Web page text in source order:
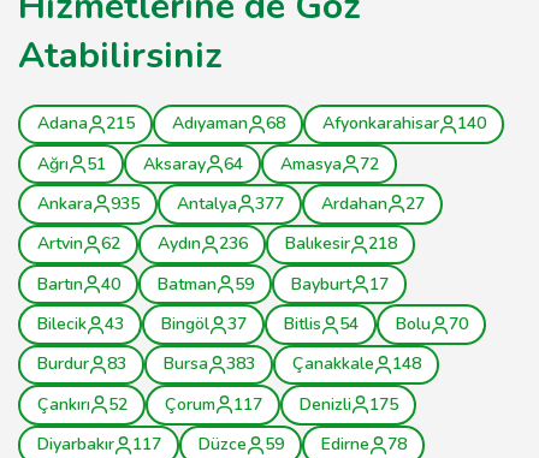
Atabilirsiniz
Adana 215 Adıyaman 68 Afyonkarahisar
140
Ağrı
51 Aksaray 64 Amasya
72
Ankara
935 Antalya 377 Ardahan
27
Artvin
62 Aydın 236 Balıkesir
218
Bartın
40 Batman 59 Bayburt
17
Bilecik
43 Bingöl 37 Bitlis 54 Bolu
70
Burdur
83 Bursa 383 Çanakkale
148
Çankırı
52 Çorum 117 Denizli
175
Diyarbakır
117 Düzce 59 Edirne
78